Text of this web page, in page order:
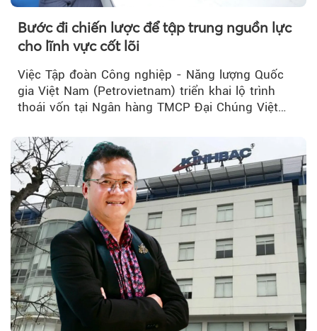
Bước đi chiến lược để tập trung nguồn lực
cho lĩnh vực cốt lõi
Việc Tập đoàn Công nghiệp - Năng lượng Quốc
gia Việt Nam (Petrovietnam) triển khai lộ trình
thoái vốn tại Ngân hàng TMCP Đại Chúng Việt